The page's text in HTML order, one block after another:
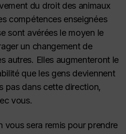
du droit des animaux
compétences enseignées
sont avérées le moyen le
un changement de
autres. Elles augmenteront le
que les gens deviennent
pas dans cette direction,
vous.
vous sera remis pour prendre